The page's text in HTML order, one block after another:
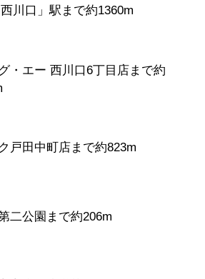
川口」駅まで約1360m
・エー 西川口6丁目店まで約
戸田中町店まで約823m
二公園まで約206m